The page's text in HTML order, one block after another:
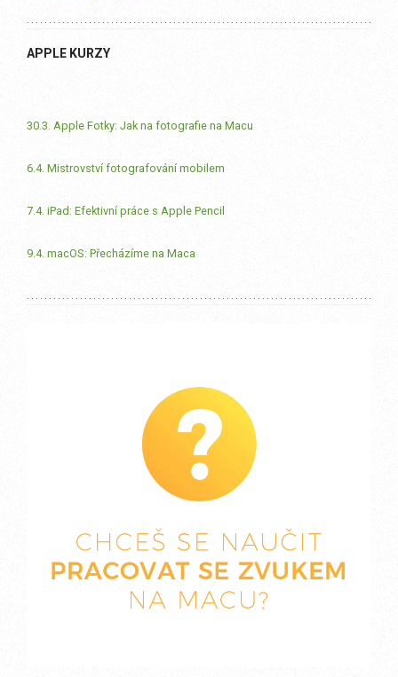
APPLE KURZY
30.3. Apple Fotky: Jak na fotografie na Macu
6.4. Mistrovství fotografování mobilem
7.4. iPad: Efektivní práce s Apple Pencil
9.4. macOS: Přecházíme na Maca